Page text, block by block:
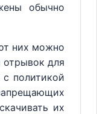
обычно
них можно
отрывок для
политикой
их